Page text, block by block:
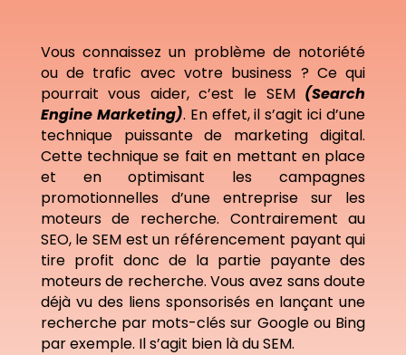
Vous connaissez un problème de notoriété
ou de trafic avec votre business ? Ce qui
pourrait vous aider, c’est le SEM (Search
Engine Marketing). En effet, il s’agit ici d’une
technique puissante de marketing digital.
Cette technique se fait en mettant en place
et en optimisant les campagnes
promotionnelles d’une entreprise sur les
moteurs de recherche. Contrairement au
SEO, le SEM est un référencement payant qui
tire profit donc de la partie payante des
moteurs de recherche. Vous avez sans doute
déjà vu des liens sponsorisés en lançant une
recherche par mots-clés sur Google ou Bing
par exemple. Il s’agit bien là du SEM.